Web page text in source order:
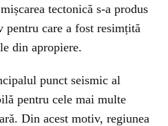
tectonică s-a produs
pentru care a fost resimțită
din apropiere.
punct seismic al
pentru cele mai multe
Din acest motiv, regiunea